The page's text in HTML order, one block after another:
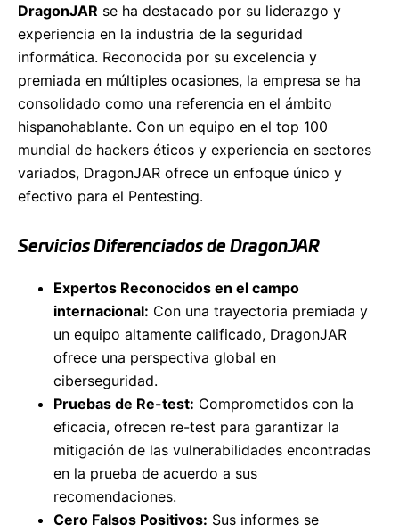
DragonJAR se ha destacado por su liderazgo y
experiencia en la industria de la seguridad
informática. Reconocida por su excelencia y
premiada en múltiples ocasiones, la empresa se ha
consolidado como una referencia en el ámbito
hispanohablante. Con un equipo en el top 100
mundial de hackers éticos y experiencia en sectores
variados, DragonJAR ofrece un enfoque único y
efectivo para el Pentesting.
Servicios Diferenciados de DragonJAR
Expertos Reconocidos en el campo
internacional: Con una trayectoria premiada y
un equipo altamente calificado, DragonJAR
ofrece una perspectiva global en
ciberseguridad.
Pruebas de Re-test: Comprometidos con la
eficacia, ofrecen re-test para garantizar la
mitigación de las vulnerabilidades encontradas
en la prueba de acuerdo a sus
recomendaciones.
Cero Falsos Positivos: Sus informes se